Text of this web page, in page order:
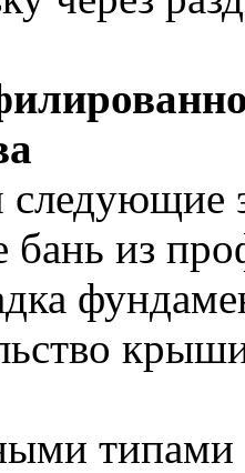
бань из
типами